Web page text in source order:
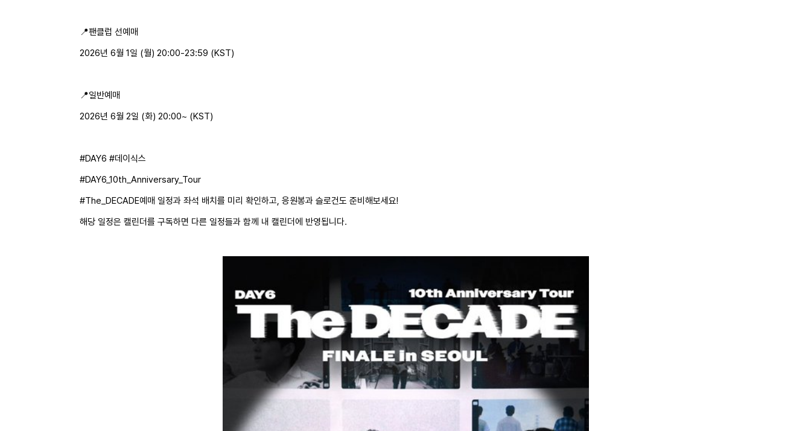
📍팬클럽 선예매
2026년 6월 1일 (월) 20:00-23:59 (KST)
📍일반예매
2026년 6월 2일 (화) 20:00~ (KST)
#DAY6 #데이식스
#DAY6_10th_Anniversary_Tour
#The_DECADE예매 일정과 좌석 배치를 미리 확인하고, 응원봉과 슬로건도 준비해보세요!
해당 일정은 캘린더를 구독하면 다른 일정들과 함께 내 캘린더에 반영됩니다.